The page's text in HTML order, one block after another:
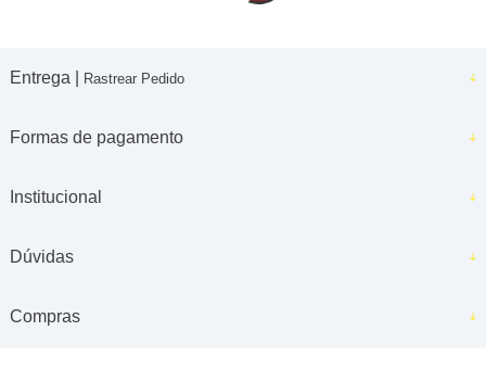
Entrega | Rastrear Pedido
Formas de pagamento
Institucional
Dúvidas
Compras